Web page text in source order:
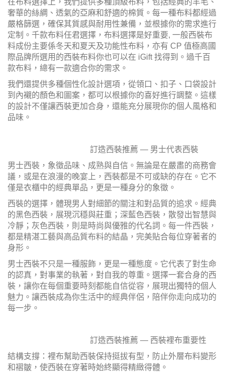
奢華的絲綢、透氣的亞麻和舒適的棉質。每一種布料都經過
嚴格篩選，確保其質感與耐用性兼備，並根據你的需求進行
定制。千款布料任君選擇，布料選擇是好重要, 一般西裝布
料成份主要係冬天和夏天及功能性布料，亦有 CP 值極高國
際品牌所選用的西裝布料你也可以在 iGift 找得到。過千百
款布料，總有一款適合你的需求。
我們還提供多種個性化設計選項，從領口、扣子、口袋設計
到內襯的顏色和圖案，都可以根據你的喜好進行調整。這樣
的設計不僅讓西裝更加合身，還能充分展現你的個人風格和
品味。
訂造西裝推薦 — 男士代表西裝
男士西裝，象徵品味、成熟與自信。無論是在嚴肅的商務會
議，或是在浪漫的晚宴上，西裝都是不可或缺的存在。它不
僅是衣櫃中的經典單品，更是一種身分的象徵。
西裝的選擇，體現男人對細節的關注和對品質的追求。經典
的黑色西裝，展現沉穩與莊重；深藍色西裝，散發出智慧與
冷靜；灰色西裝，則是時尚與優雅的代名詞。每一件西裝，
都是精湛工藝與高品質布料的結晶，完美貼合每位穿著者的
身形。
男士西裝不只是一種服飾，更是一種態度。它代表了對生命
的認真，對事業的執著，對自我的尊重。選擇一套合身的西
裝，讓你在每個重要時刻都能自信從容，展現出獨特的個人
魅力。讓西裝成為你生活中的經典伴侶，陪伴你走向成功的
每一步。
訂造西裝推薦 — 西裝裡布重要性
結構支撐：裡布幫助西裝保持挺拔有型，防止外層布料變形
和褶皺，使西裝在穿著時始終顯得精緻得體。